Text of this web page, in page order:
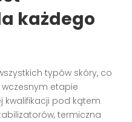
każdego
typów skóry, co
wczesnym etapie
kwalifikacji pod kątem
termiczna